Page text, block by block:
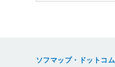
ソフマップ・ドットコム